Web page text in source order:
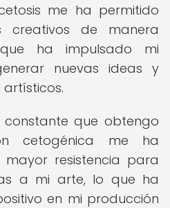
me ha permitido
creativos de manera
ha impulsado mi
nuevas ideas y
que obtengo
cetogénica me ha
resistencia para
a mi arte, lo que ha
en mi producción